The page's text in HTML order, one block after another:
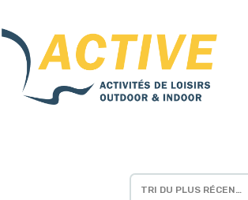
Active-Fneapl
ACTIVITÉS DE PLEIN AIR & INDOOR
ACCUEIL
LE CLUB PARTENAIRE